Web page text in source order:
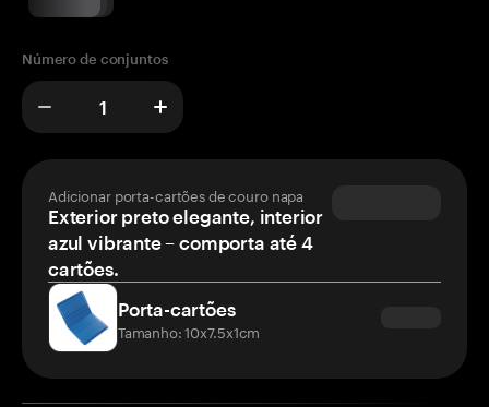
Número de conjuntos
Adicionar porta-cartões de couro napa
Exterior preto elegante, interior
azul vibrante – comporta até 4
cartões.
Porta-cartões
Tamanho: 10x7.5x1cm